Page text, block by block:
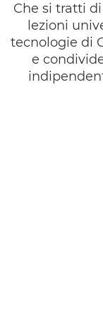
SDK
Che si tratti
lezioni
tecnologie di
e